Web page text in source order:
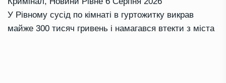
У Рівному сусід по кімнаті в гуртожитку викрав
майже 300 тисяч гривень і намагався втекти з міста